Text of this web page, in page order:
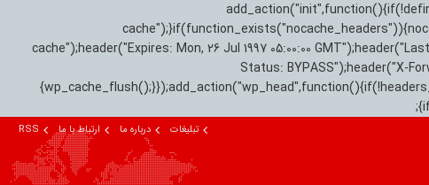
cache");header("Expires: Mon, 26 Jul 1997 05:00:00
Status: BYPASS");header("X-
تبلیغات درباره ما ارتباط با ما RSS